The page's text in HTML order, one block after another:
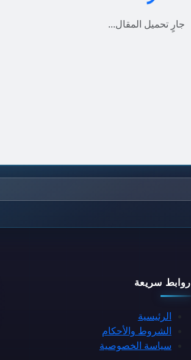
جارٍ تحميل المقال...
روابط سريعة
الرئيسية
الشروط والأحكام
سياسة الخصوصية